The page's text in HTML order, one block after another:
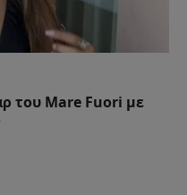
του Mare Fuori με